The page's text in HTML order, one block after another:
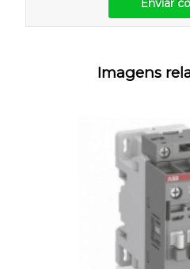
Enviar
Imagens